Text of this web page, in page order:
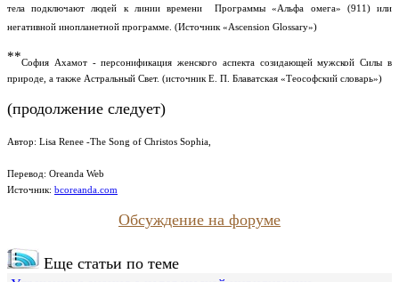
тела подключают людей к линии времени Программы «Альфа омега» (911) или
негативной инопланетной программе. (Источник «Ascension Glossary»)
**София Ахамот - персонификация женского аспекта созидающей мужской Силы в
природе, а также Астральный Свет. (источник Е. П. Блаватская «Теософский словарь»)
(продолжение следует)
Автор: Lisa Renee -The Song of Christos Sophia
Перевод: Oreanda Web
Источник: bcoreanda.com
Обсуждение на форуме
Еще статьи по теме